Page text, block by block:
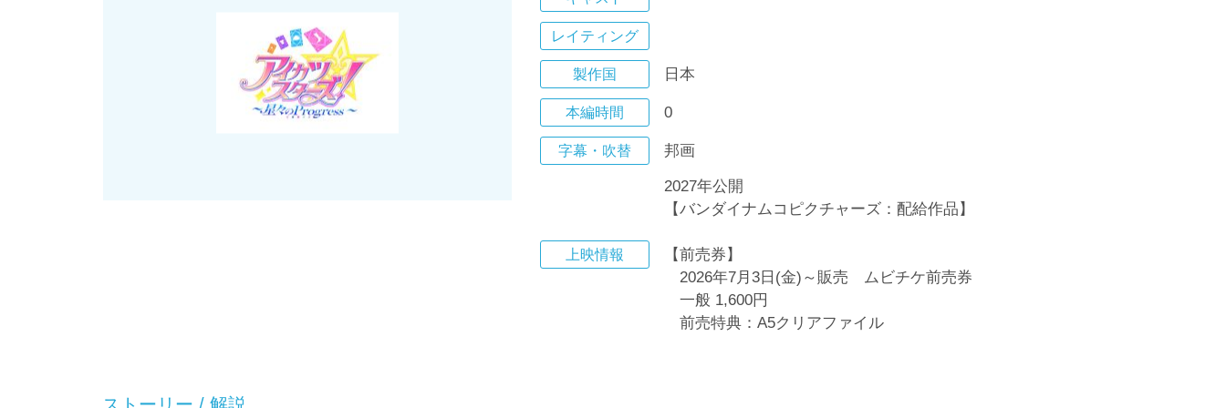
レイティング
製作国 日本
本編時間 0
字幕・吹替 邦画
上映情報
2027年公開
【バンダイナムコピクチャーズ：配給作品】
【前売券】
2026年7月3日(金)～販売 ムビチケ前売券
一般 1,600円
前売特典：A5クリアファイル